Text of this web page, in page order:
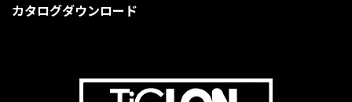
カタログダウンロード